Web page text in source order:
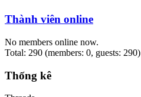
Thành viên online
No members online now.
Total: 290 (members: 0, guests: 290)
Thống kê